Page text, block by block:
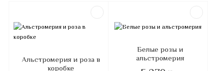
Альстромерия и роза в
коробке
Белые розы и
альстромерия